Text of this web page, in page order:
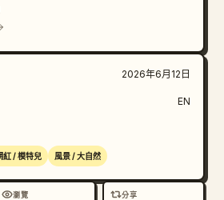
2026年6月12日
EN
紅 / 模特兒 風景 / 大自然
瀏覽 分享